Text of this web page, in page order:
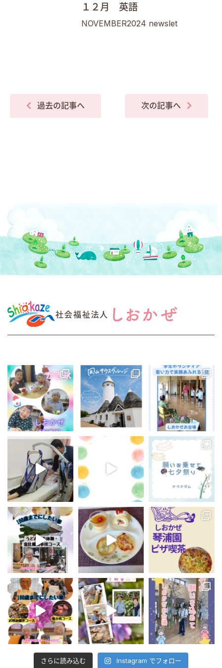
１２月 英語
NOVEMBER2024 newslet
過去の記事へ 次の記事へ
さらに読み込む Instagram でフォロー